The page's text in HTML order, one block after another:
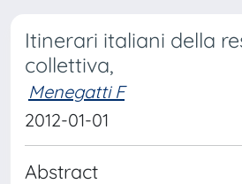
Itinerari italiani della
collettiva,
Menegatti F
2012-01-01
Abstract